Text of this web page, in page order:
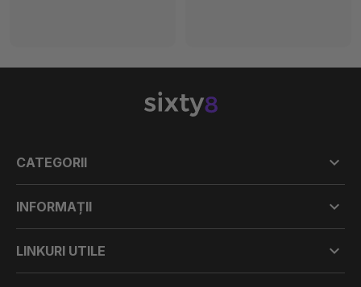
CATEGORII 
INFORMAȚII 
LINKURI UTILE 